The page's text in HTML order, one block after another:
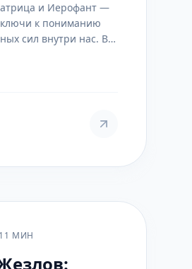
и Иерофант —
к пониманию
сил внутри нас. В
11 МИН